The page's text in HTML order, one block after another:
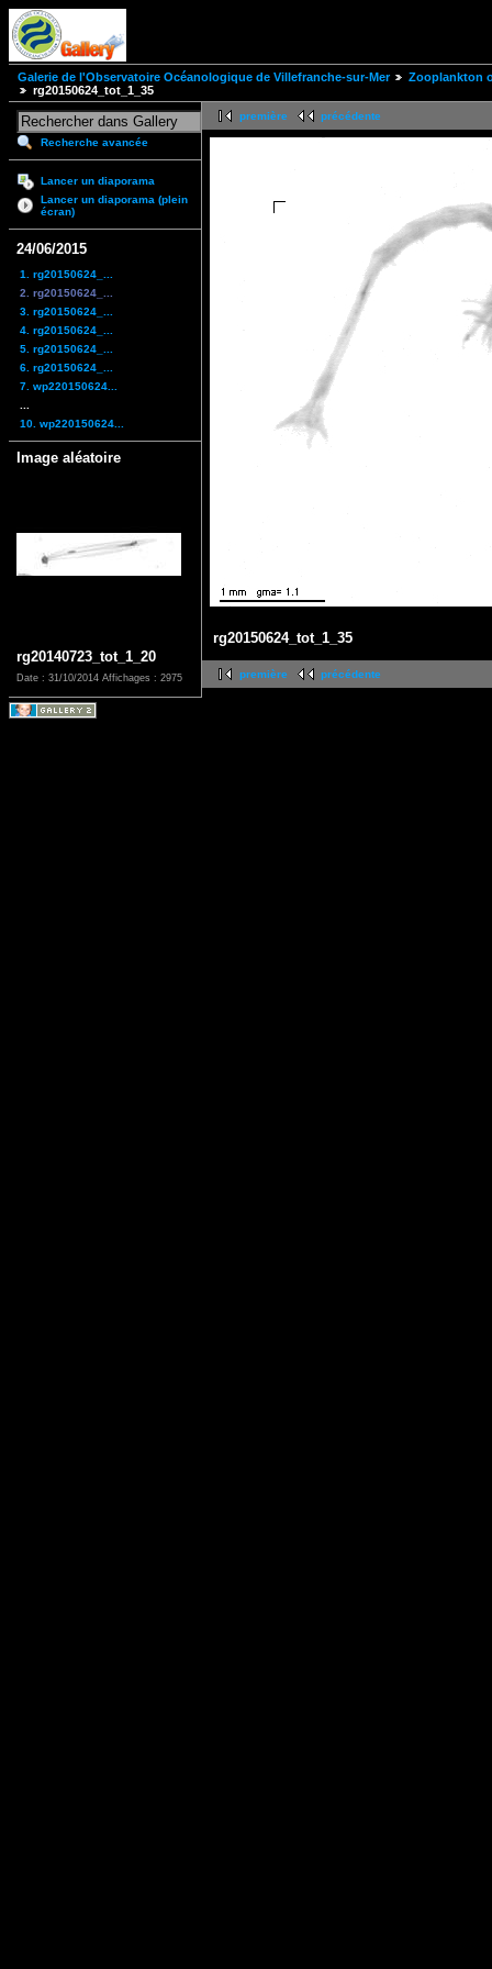
Galerie de l'Observatoire Océanologique de Villefranche-sur-Mer
Zooplankton
rg20150624_tot_1_35
Recherche avancée
Lancer un diaporama
Lancer un diaporama (plein
écran)
24/06/2015
1. rg20150624_...
2. rg20150624_...
3. rg20150624_...
4. rg20150624_...
5. rg20150624_...
6. rg20150624_...
7. wp220150624...
10. wp220150624...
Image aléatoire
rg20140723_tot_1_20
Date : 31/10/2014 Affichages : 2975
première précédente
rg20150624_tot_1_35
première précédente